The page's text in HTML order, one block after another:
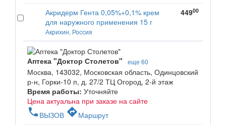
Акридерм Гента 0,05%+0,1% крем
для наружного применения 15 г
Акрихин, Россия
44900
Аптека "Доктор Столетов" еще 60
Москва, 143032, Московская область, Одинцовский
р-н, Горки-10 п, д. 27/2 ТЦ Огород, 2-й этаж
Время работы: Уточняйте
Цена актуальна при заказе на сайте
phone ВЫЗОВ directionsМаршрут